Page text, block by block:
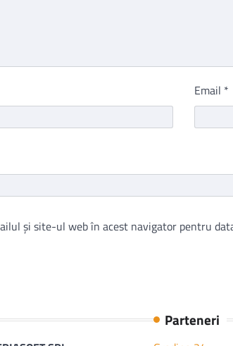
Email *
și site-ul web în acest navigator pentru
Parteneri